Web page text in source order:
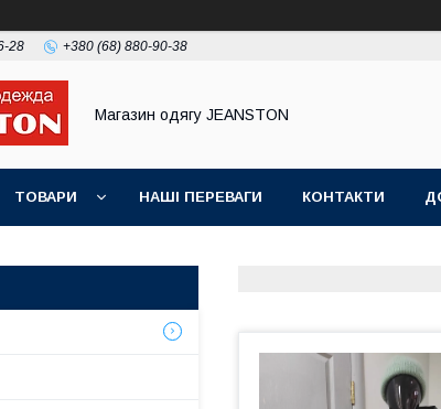
28 +380 (68) 880-90-38
Магазин одягу JEANSTON
ТОВАРИ НАШІ ПЕРЕВАГИ КОНТАКТИ